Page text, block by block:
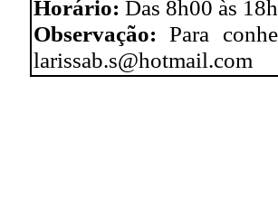
Horário: Das 8h00 às
Observação:Para
larissab.s@hotmail.com